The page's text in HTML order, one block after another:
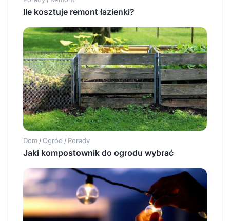
Ile kosztuje remont łazienki?
Dom / Ogród / Porady
Jaki kompostownik do ogrodu wybrać